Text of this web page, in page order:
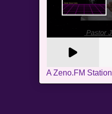
A Zeno.FM Station